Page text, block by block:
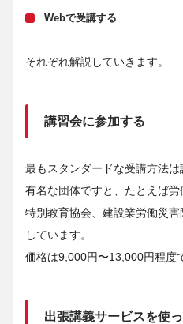
Webで受講する
それぞれ解説していきます。
講習会に参加する
最もスタンダードな受講方法は
有名な団体ですと、たとえば
特別教育協会、建設業労働災
しています。
価格は9,000円〜13,000円程度
出張講義サービスを使